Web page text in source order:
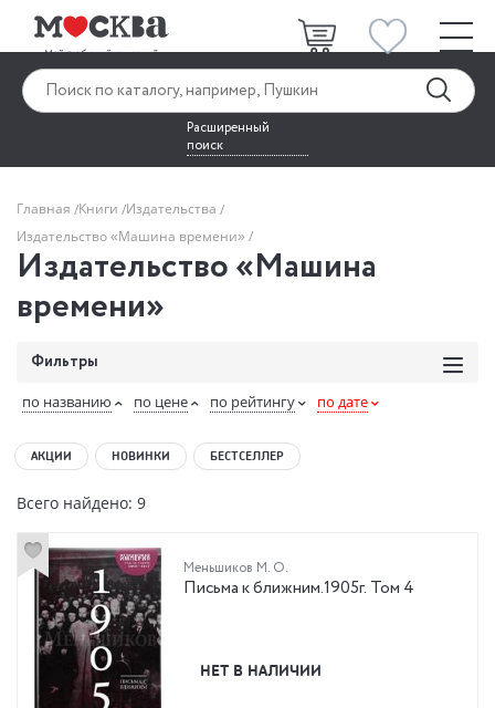
Расширенный
поиск
Главная Книги Издательства
Издательство «Машина времени»
Издательство «Машина
времени»
Фильтры
по названию по цене по рейтингу по дате
АКЦИИ НОВИНКИ БЕСТСЕЛЛЕР
Всего найдено: 9
Меньшиков М. О.
Письма к ближним.1905г. Том 4
НЕТ В НАЛИЧИИ